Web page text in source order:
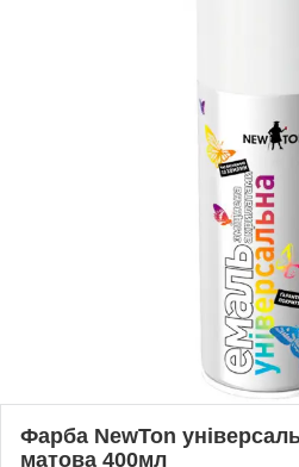
Фарба NewTon
матова 400мл